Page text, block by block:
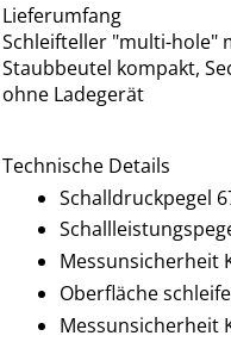
Lieferumfang
Schleifteller "multi-hole"
Staubbeutel kompakt,
ohne Ladegerät
Technische Details
Schalldruckpegel
Messunsicherheit
Oberfläche
Messunsicherheit